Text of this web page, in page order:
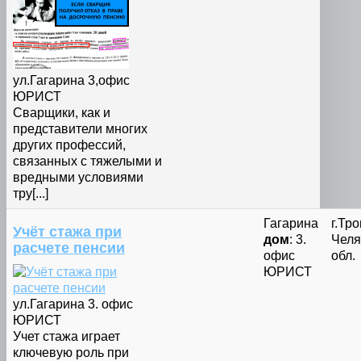
ул.Гагарина 3,офис
ЮРИСТ
Сварщики, как и
представители многих
других профессий,
связанных с тяжелыми и
вредными условиями
тру[...]
Учёт стажа при
расчете пенсии
ул.Гагарина 3. офис
ЮРИСТ
Учет стажа играет
ключевую роль при
Гагарина
дом: 3.
офис
ЮРИСТ
обл.